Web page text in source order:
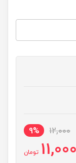
12,000
9%
11,000 تومان